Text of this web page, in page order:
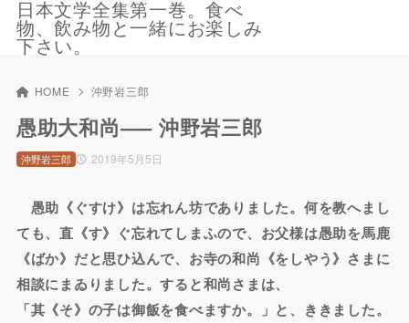
日本文学全集第一巻。食べ
物、飲み物と一緒にお楽しみ
下さい。
HOME 沖野岩三郎
愚助大和尚—– 沖野岩三郎
2019年5月5日
沖野岩三郎
愚助《ぐすけ》は忘れん坊でありました。何を教へまし
ても、直《す》ぐ忘れてしまふので、お父様は愚助を馬鹿
《ばか》だと思ひ込んで、お寺の和尚《をしやう》さまに
相談にまゐりました。すると和尚さまは、
「其《そ》の子は御飯を食べますか。」と、ききました。